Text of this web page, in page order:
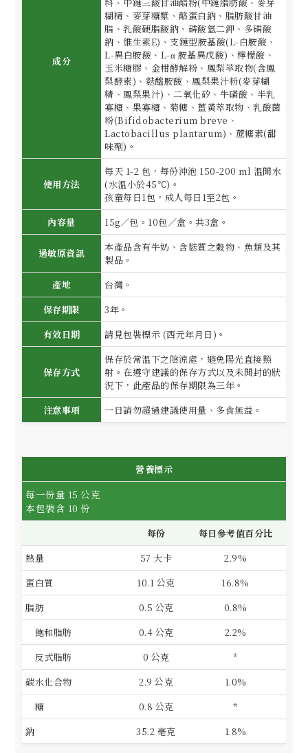
成分
糊精、麥芽糖漿、酪蛋白鈉、脂肪酸甘油
脂、乳酸硬脂酸鈉、磷酸氫二鉀、多磷酸
鈉、維生素E)、支鏈型胺基酸(L-白胺酸、
L-異白胺酸、L-α 胺基異戊酸)、檸檬酸、
玉米糖膠、金柑酵解粉、鳳梨萃取物(含鳳
梨酵素)、麩醯胺酸、鳳梨果汁粉(麥芽糊
精、鳳梨果汁)、二氧化矽、牛磺酸、半乳
寡糖、果寡糖、菊糖、薑黃萃取物、乳酸菌
粉(Bifidobacterium breve、
Lactobacillus plantarum)、蔗糖素(甜
味劑)。
使用方法
每天 1-2 包，每份沖泡 150-200 ml 溫開水
(水溫小於45℃)。
孩童每日1包，成人每日1至2包。
內容量
15g／包。10包／盒。共3盒。
過敏原資訊
本產品含有牛奶、含麩質之穀物、魚類及其
製品。
產地
台灣。
保存期限
3年。
有效日期
請見包裝標示 (西元年月日)。
保存方式
保存於常溫下之陰涼處，避免陽光直接照
射。在遵守建議的保存方式以及未開封的狀
況下，此產品的保存期限為三年。
注意事項
一日請勿超過建議使用量、多食無益。
營養標示
每一份量 15 公克
本包裝含 10 份
每份
每日參考值百分比
熱量
57 大卡
2.9%
蛋白質
10.1 公克
16.8%
脂肪
0.5 公克
0.8%
飽和脂肪
0.4 公克
2.2%
反式脂肪
0 公克
*
碳水化合物
2.9 公克
1.0%
糖
0.8 公克
*
鈉
35.2 毫克 1.8%